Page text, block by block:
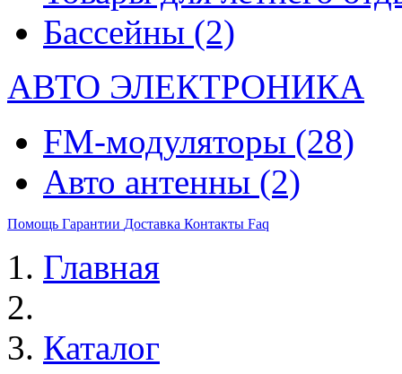
Бассейны (2)
АВТО ЭЛЕКТРОНИКА
FM-модуляторы (28)
Авто антенны (2)
Помощь Гарантии Доставка Контакты Faq
Главная
Каталог